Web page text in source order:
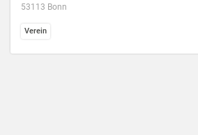
53113 Bonn
Verein